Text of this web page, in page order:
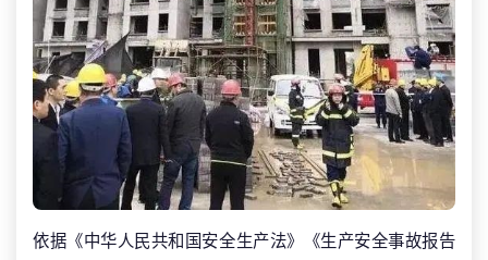
依据《中华人民共和国安全生产法》《生产安全事故报告